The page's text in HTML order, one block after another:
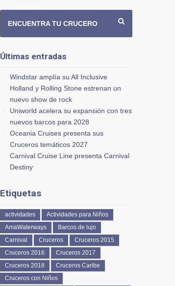
ENCUENTRA TU CRUCERO
Últimas entradas
Windstar amplía su All Inclusive
Holland y Rolling Stone estrenan un
nuevo show de rock
Uniworld acelera su expansión con tres
nuevos barcos para 2028
Oceania Cruises presenta sus
Cruceros temáticos 2027
Carnival Cruise Line presenta Carnival
Destiny
Etiquetas
actividades
Actividades para Niños
AmaWaterways
Barcos de lujo
Carnival
Cruceros
Cruceros 2015
Cruceros 2016
Cruceros 2017
Cruceros 2018
Cruceros Caribe
Cruceros con Niños